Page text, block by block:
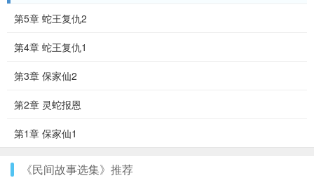
第5章 蛇王复仇2
第4章 蛇王复仇1
第3章 保家仙2
第2章 灵蛇报恩
第1章 保家仙1
《民间故事选集》推荐